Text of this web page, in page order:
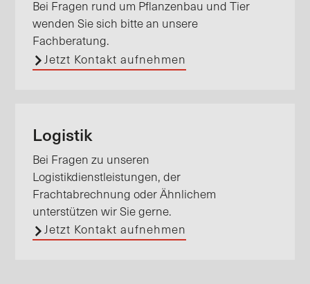
Bei Fragen rund um Pflanzenbau und Tier
wenden Sie sich bitte an unsere
Fachberatung.
Jetzt Kontakt aufnehmen
Logistik
Bei Fragen zu unseren
Logistikdienstleistungen, der
Frachtabrechnung oder Ähnlichem
unterstützen wir Sie gerne.
Jetzt Kontakt aufnehmen